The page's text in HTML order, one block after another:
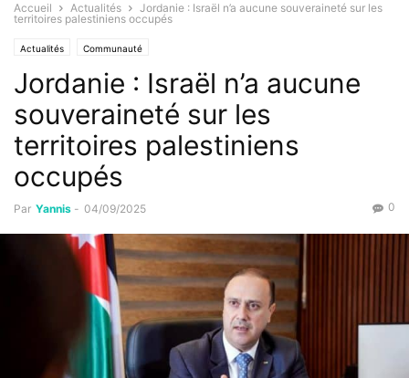
Accueil Actualités
Jordanie : Israël n’a aucune souveraineté sur les
territoires palestiniens occupés
Actualités Communauté
Jordanie : Israël n’a aucune
souveraineté sur les
territoires palestiniens
occupés
Par Yannis - 04/09/2025 0